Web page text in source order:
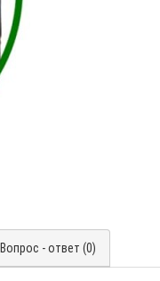
Вопрос - ответ (0)